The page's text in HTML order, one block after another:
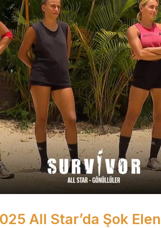
All Star’da Şok